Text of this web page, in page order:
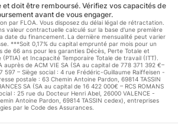
et doit être remboursé. Vérifiez vos capacités de
avant de vous engager.
par FLOA. Vous disposez du délai légal de rétractation.
valeur contractuelle calculé sur la base d'une première
date du financement. La dernière mensualité peut varier
***Soit 0,17% du capital emprunté par mois pour un
de 66 ans pour les garanties Décès, Perte Totale et
(PTIA) et Incapacité Temporaire Totale de travail (ITT).
de ACM VIE SA (SA au capital de 778 371 392 €–
597 – Siège social : 4 rue Frédéric-Guillaume Raiffeisen -
postale : 63 Chemin Antoine Pardon, 69814 TASSIN
SA (SA au capital de 16 422 000€ – RCS ROMANS
: 25 rue du Docteur Henri Abel, 26000 VALENCE -
Antoine Pardon, 69814 TASSIN cedex), entreprises
par le Code des Assurances.